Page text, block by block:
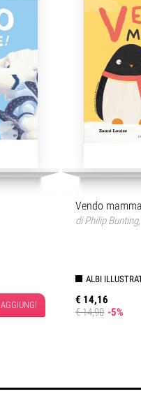
AGGIUNGI
Vendo mamma
diPhilip Bunting,
ALBI
€ 14,16
€ 14,90 -5%